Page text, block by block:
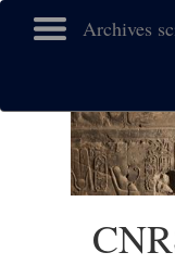
Archives